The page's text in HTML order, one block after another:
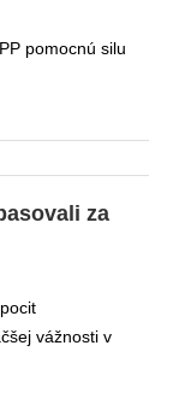
pomocnú silu
za
vážnosti v